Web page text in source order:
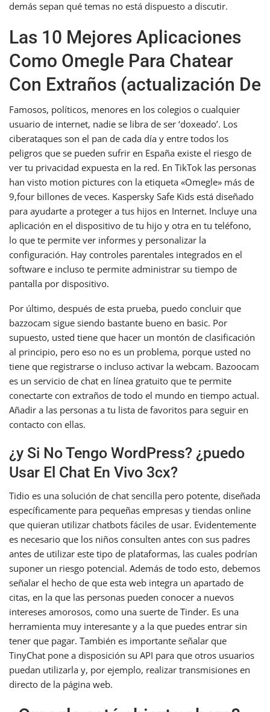
demás sepan qué temas no está dispuesto a discutir.
Las 10 Mejores Aplicaciones
Como Omegle Para Chatear
Con Extraños (actualización De
Famosos, políticos, menores en los colegios o cualquier
usuario de internet, nadie se libra de ser ‘doxeado’. Los
ciberataques son el pan de cada día y entre todos los
peligros que se pueden sufrir en España existe el riesgo de
ver tu privacidad expuesta en la red. En TikTok las personas
han visto motion pictures con la etiqueta «Omegle» más de
9,four billones de veces. Kaspersky Safe Kids está diseñado
para ayudarte a proteger a tus hijos en Internet. Incluye una
aplicación en el dispositivo de tu hijo y otra en tu teléfono,
lo que te permite ver informes y personalizar la
configuración. Hay controles parentales integrados en el
software e incluso te permite administrar su tiempo de
pantalla por dispositivo.
Por último, después de esta prueba, puedo concluir que
bazzocam sigue siendo bastante bueno en basic. Por
supuesto, usted tiene que hacer un montón de clasificación
al principio, pero eso no es un problema, porque usted no
tiene que registrarse o incluso activar la webcam. Bazoocam
es un servicio de chat en línea gratuito que te permite
conectarte con extraños de todo el mundo en tiempo actual.
Añadir a las personas a tu lista de favoritos para seguir en
contacto con ellas.
¿y Si No Tengo WordPress? ¿puedo
Usar El Chat En Vivo 3cx?
Tidio es una solución de chat sencilla pero potente, diseñada
específicamente para pequeñas empresas y tiendas online
que quieran utilizar chatbots fáciles de usar. Evidentemente
es necesario que los niños consulten antes con sus padres
antes de utilizar este tipo de plataformas, las cuales podrían
suponer un riesgo potencial. Además de todo esto, debemos
señalar el hecho de que esta web integra un apartado de
citas, en la que las personas pueden conocer a nuevos
intereses amorosos, como una suerte de Tinder. Es una
herramienta muy interesante y a la que puedes entrar sin
tener que pagar. También es importante señalar que
TinyChat pone a disposición su API para que otros usuarios
puedan utilizarla y, por ejemplo, realizar transmisiones en
directo de la página web.